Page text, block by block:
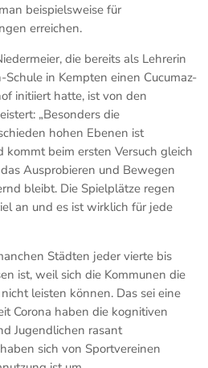
beispielsweise für
erreichen.
die bereits als Lehrerin
in Kempten einen Cucumaz-
initiiert hatte, ist von den
„Besonders die
hohen Ebenen ist
kommt beim ersten Versuch gleich
Ausprobieren und Bewegen
bleibt. Die Spielplätze regen
an und es ist wirklich für jede
Städten jeder vierte bis
ist, weil sich die Kommunen die
leisten können. Das sei eine
Corona haben die kognitiven
Jugendlichen rasant
sich von Sportvereinen